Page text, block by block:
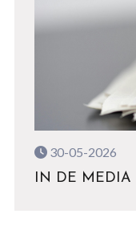
30-05-2026
IN DE MEDIA